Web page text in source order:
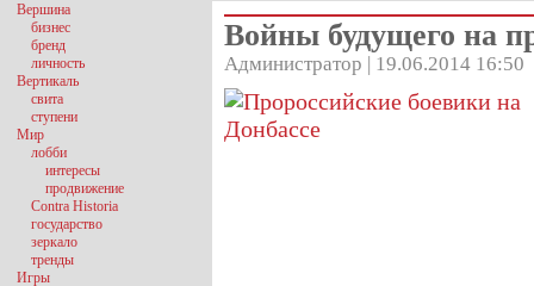
Войны будущего на
Администратор | 19.06.2014 16:50
Вершина
бизнес
бренд
личность
Вертикаль
свита
ступени
Мир
лобби
интересы
продвижение
Contra Historia
государство
зеркало
тренды
Игры